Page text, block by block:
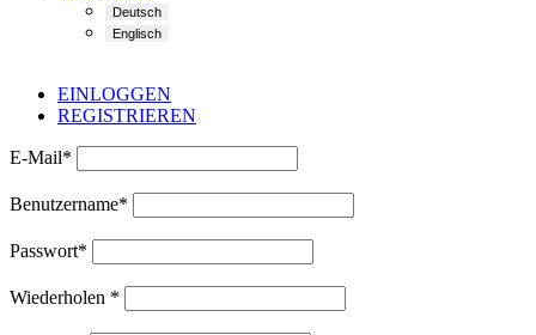
EINLOGGEN
REGISTRIEREN
E-Mail*
Benutzername*
Passwort*
Wiederholen *